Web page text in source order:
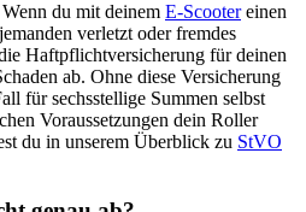
du mit deinem E-Scootereinen
verletzt oder fremdes
Haftpflichtversicherung für deinen
ab. Ohne diese Versicherung
für sechsstellige Summen selbst
Voraussetzungen dein Roller
du in unserem Überblick zu StVO